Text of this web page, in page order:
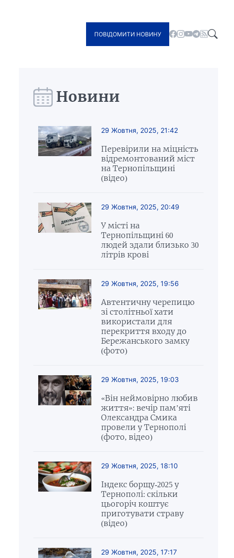
ПОВІДОМИТИ НОВИНУ
Новини
29 Жовтня, 2025, 21:42
Перевірили на міцність
відремонтований міст
на Тернопільщині
(відео)
29 Жовтня, 2025, 20:49
У місті на
Тернопільщині 60
людей здали близько 30
літрів крові
29 Жовтня, 2025, 19:56
Автентичну черепицю
зі столітньої хати
використали для
перекриття входу до
Бережанського замку
(фото)
29 Жовтня, 2025, 19:03
«Він неймовірно любив
життя»: вечір пам’яті
Олександра Смика
провели у Тернополі
(фото, відео)
29 Жовтня, 2025, 18:10
Індекс борщу-2025 у
Тернополі: скільки
цьогоріч коштує
приготувати страву
(відео)
29 Жовтня, 2025, 17:17